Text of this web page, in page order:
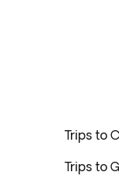
Trips to
Trips to